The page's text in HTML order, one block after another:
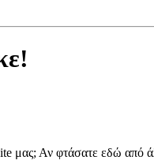
μας; Αν φτάσατε εδώ από